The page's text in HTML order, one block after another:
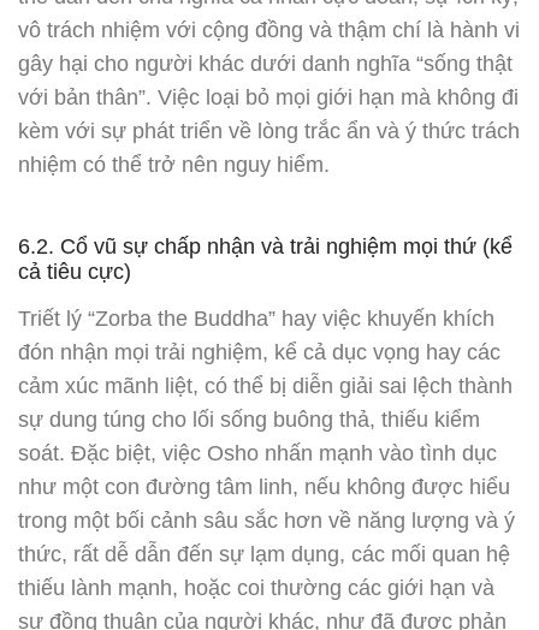
vô trách nhiệm với cộng đồng và thậm chí là hành vi
gây hại cho người khác dưới danh nghĩa “sống thật
với bản thân”. Việc loại bỏ mọi giới hạn mà không đi
kèm với sự phát triển về lòng trắc ẩn và ý thức trách
nhiệm có thể trở nên nguy hiểm.
6.2. Cổ vũ sự chấp nhận và trải nghiệm mọi thứ (kể
cả tiêu cực)
Triết lý “Zorba the Buddha” hay việc khuyến khích
đón nhận mọi trải nghiệm, kể cả dục vọng hay các
cảm xúc mãnh liệt, có thể bị diễn giải sai lệch thành
sự dung túng cho lối sống buông thả, thiếu kiểm
soát. Đặc biệt, việc Osho nhấn mạnh vào tình dục
như một con đường tâm linh, nếu không được hiểu
trong một bối cảnh sâu sắc hơn về năng lượng và ý
thức, rất dễ dẫn đến sự lạm dụng, các mối quan hệ
thiếu lành mạnh, hoặc coi thường các giới hạn và
sự đồng thuận của người khác, như đã được phản